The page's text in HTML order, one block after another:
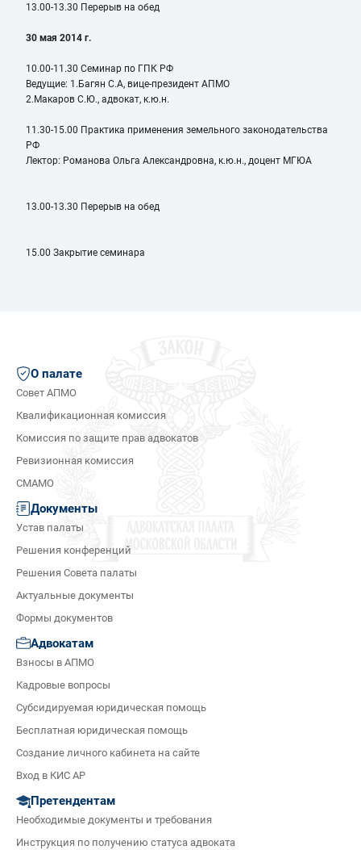
13.00-13.30 Перерыв на обед
30 мая 2014 г.
10.00-11.30 Семинар по ГПК РФ
Ведущие: 1.Багян С.А, вице-президент АПМО
2.Макаров С.Ю., адвокат, к.ю.н.
11.30-15.00 Практика применения земельного законодательства
РФ
Лектор: Романова Ольга Александровна, к.ю.н., доцент МГЮА
13.00-13.30 Перерыв на обед
15.00 Закрытие семинара
О палате
Совет АПМО
Квалификационная комиссия
Комиссия по защите прав адвокатов
Ревизионная комиссия
СМАМО
Документы
Устав палаты
Решения конференций
Решения Совета палаты
Актуальные документы
Формы документов
Адвокатам
Взносы в АПМО
Кадровые вопросы
Субсидируемая юридическая помощь
Бесплатная юридическая помощь
Создание личного кабинета на сайте
Вход в КИС АР
Претендентам
Необходимые документы и требования
Инструкция по получению статуса адвоката